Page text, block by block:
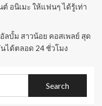
อนิเมะ ให้แฟนๆ ได้รู้เท่า
ลบั้ม สาวน้อย คอสเพลย์ สุด
ได้ตลอด 24 ชั่วโมง